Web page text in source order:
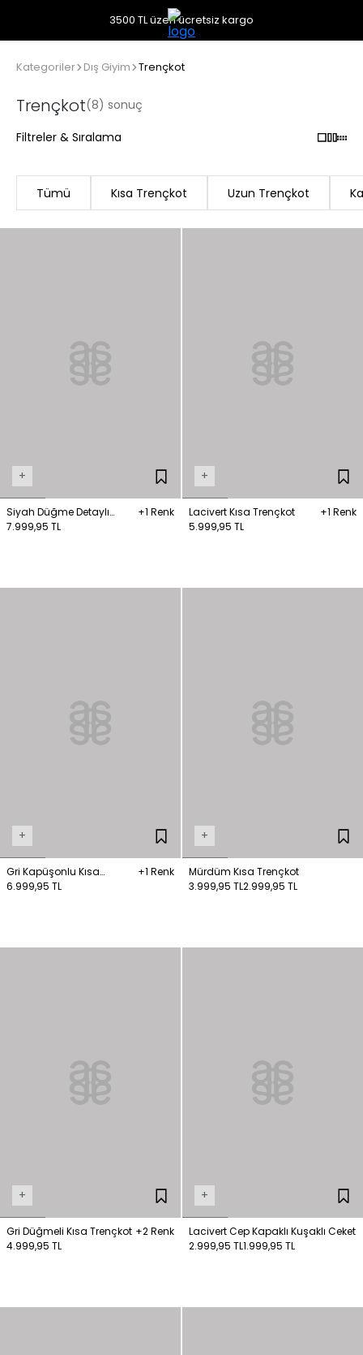
3500 TL üzeri ücretsiz kargo
Kategoriler Dış Giyim Trençkot
Trençkot(8) sonuç
Filtreler & Sıralama
Tümü Kısa Trençkot Uzun Trençkot
+
Siyah Düğme Detaylı
Trençkot
+1 Renk
7.999,95 TL
+
Lacivert Kısa Trençkot
+1 Renk
5.999,95 TL
+
Gri Kapüşonlu Kısa
Trençkot
+1 Renk
6.999,95 TL
+
Mürdüm Kısa Trençkot
3.999,95 TL2.999,95 TL
+
Gri Düğmeli Kısa Trençkot +2 Renk
4.999,95 TL
+
Lacivert Cep Kapaklı Kuşaklı Ceket
2.999,95 TL1.999,95 TL